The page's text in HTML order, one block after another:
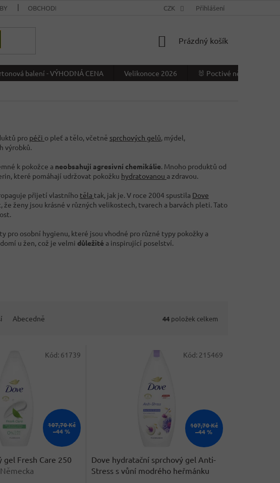
OBCHODNÍ PODMÍNKY VÝDEJNÍ MÍSTO
CZK Přihlášení
NÁKUPNÍ
Prázdný košík
balení - VÝHODNÁ CENA Velikonoce 2026
🐰 Poctivé německé
pro péči o pleť a tělo, včetně sprchových gelů, mýdel,
výrobků.
k pokožce a neobsahují agresivní chemikálie. Mnoho produktů od
které pomáhají udržovat pokožku hydratovanou a zdravou.
přijetí vlastního těla tak, jak je. V roce 2004 spustila Dove
ženy jsou krásné v různých velikostech, tvarech a barvách pleti. Tato
pro osobní hygienu, které jsou vhodné pro různé typy pokožky a
u žen, což je velmi důležité a inspirující poselství.
Abecedně 44 položek celkem
107,70 Kč
–44 %
gel Fresh Care 250
Kód: 61739
107,70 Kč
–44 %
Dove hydratační sprchový gel Anti-
Stress s vůní modrého heřmánku
Kód: 215469